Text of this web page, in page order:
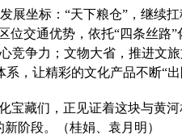
展坐标：“天下粮仓”，继续
位交通优势，依托“四条丝路”
竞争力；文物大省，推进文
系，让精彩的文化产品不断“
宝藏们，正见证着这块与黄
阶段。（桂娟、袁月明）